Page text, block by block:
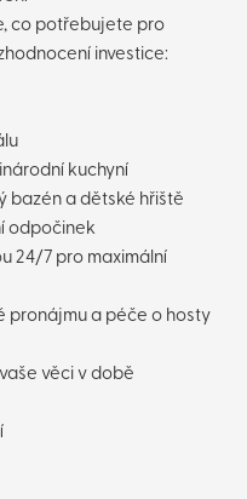
co potřebujete pro
investice:
kuchyní
bazén a dětské hřiště
odpočinek
24/7 pro maximální
pronájmu a péče o hosty
věci v době